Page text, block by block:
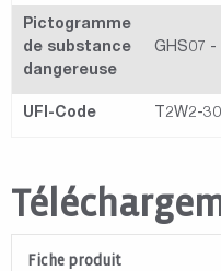
Pictogramme
de substance
dangereuse
GHS07 -
UFI-Code T2W2-
Fiche produit